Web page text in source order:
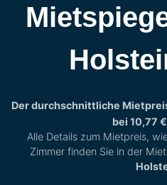
Der durchschnittliche
bei 10,77 €
Alle Details zum Mietpreis,
Zimmer finden Sie in der